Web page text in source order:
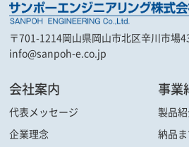
〒701-1214岡山県岡山市北区辛川市場
info@sanpoh-e.co.jp
会社案内
代表メッセージ
企業理念
事業
製品
納品